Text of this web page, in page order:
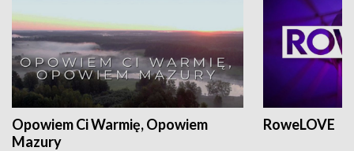
Opowiem Ci Warmię, Opowiem
Mazury
RoweLOVE